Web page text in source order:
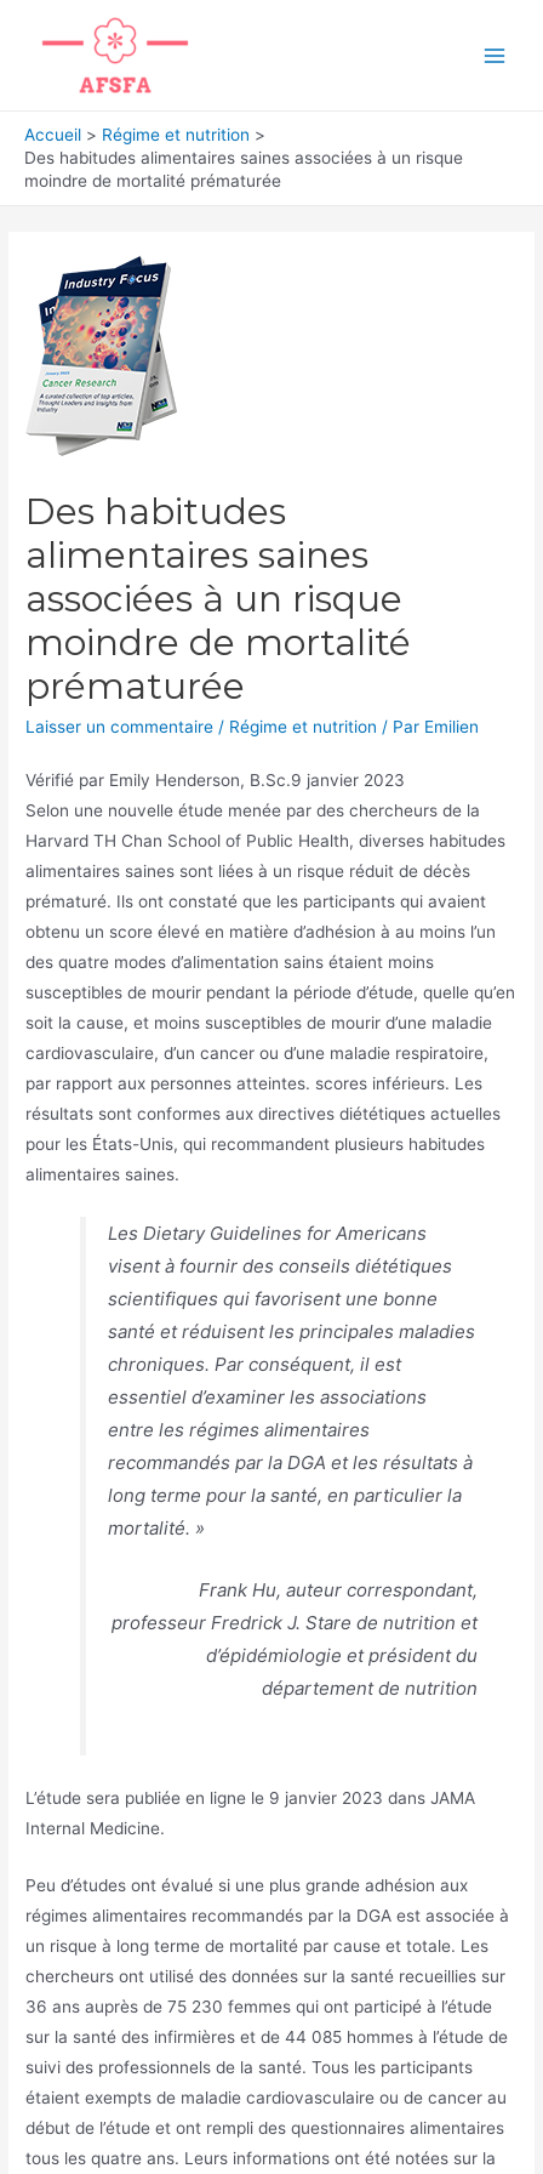
Accueil
Régime et nutrition
Des habitudes alimentaires saines associées à un risque
moindre de mortalité prématurée
Des habitudes
alimentaires saines
associées à un risque
moindre de mortalité
prématurée
Laisser un commentaire / Régime et nutrition / Par Emilien
Vérifié par Emily Henderson, B.Sc.9 janvier 2023
Selon une nouvelle étude menée par des chercheurs de la
Harvard TH Chan School of Public Health, diverses habitudes
alimentaires saines sont liées à un risque réduit de décès
prématuré. Ils ont constaté que les participants qui avaient
obtenu un score élevé en matière d’adhésion à au moins l’un
des quatre modes d’alimentation sains étaient moins
susceptibles de mourir pendant la période d’étude, quelle qu’en
soit la cause, et moins susceptibles de mourir d’une maladie
cardiovasculaire, d’un cancer ou d’une maladie respiratoire,
par rapport aux personnes atteintes. scores inférieurs. Les
résultats sont conformes aux directives diététiques actuelles
pour les États-Unis, qui recommandent plusieurs habitudes
alimentaires saines.
Les Dietary Guidelines for Americans
visent à fournir des conseils diététiques
scientifiques qui favorisent une bonne
santé et réduisent les principales maladies
chroniques. Par conséquent, il est
essentiel d’examiner les associations
entre les régimes alimentaires
recommandés par la DGA et les résultats à
long terme pour la santé, en particulier la
mortalité. »
Frank Hu, auteur correspondant,
professeur Fredrick J. Stare de nutrition et
d’épidémiologie et président du
département de nutrition
L’étude sera publiée en ligne le 9 janvier 2023 dans JAMA
Internal Medicine.
Peu d’études ont évalué si une plus grande adhésion aux
régimes alimentaires recommandés par la DGA est associée à
un risque à long terme de mortalité par cause et totale. Les
chercheurs ont utilisé des données sur la santé recueillies sur
36 ans auprès de 75 230 femmes qui ont participé à l’étude
sur la santé des infirmières et de 44 085 hommes à l’étude de
suivi des professionnels de la santé. Tous les participants
étaient exempts de maladie cardiovasculaire ou de cancer au
début de l’étude et ont rempli des questionnaires alimentaires
tous les quatre ans. Leurs informations ont été notées sur la